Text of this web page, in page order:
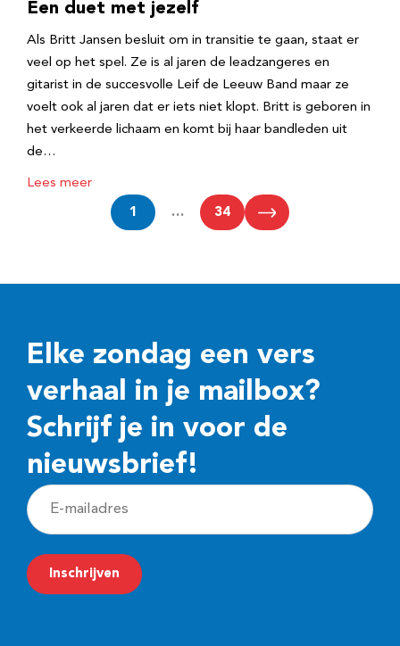
Een duet met jezelf
Als Britt Jansen besluit om in transitie te gaan, staat er
veel op het spel. Ze is al jaren de leadzangeres en
gitarist in de succesvolle Leif de Leeuw Band maar ze
voelt ook al jaren dat er iets niet klopt. Britt is geboren in
het verkeerde lichaam en komt bij haar bandleden uit
de…
Lees meer
1 … 34
Elke zondag een vers
verhaal in je mailbox?
Schrijf je in voor de
nieuwsbrief!
E
-
m
a
Inschrijven